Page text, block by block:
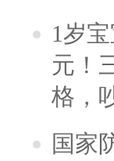
1岁
元！
格，
国家